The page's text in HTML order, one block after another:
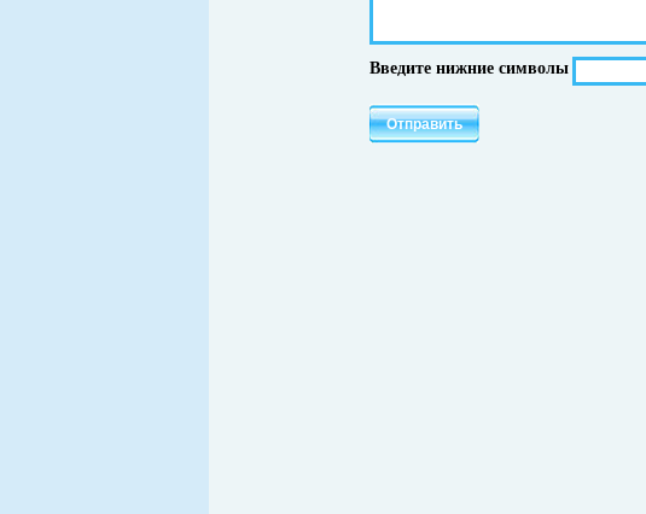
Введите нижние символы